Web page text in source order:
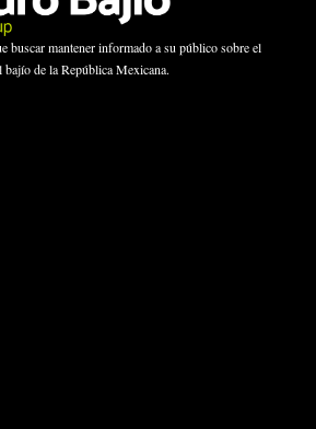
buscar mantener informado a su público sobre el
bajío de la República Mexicana.